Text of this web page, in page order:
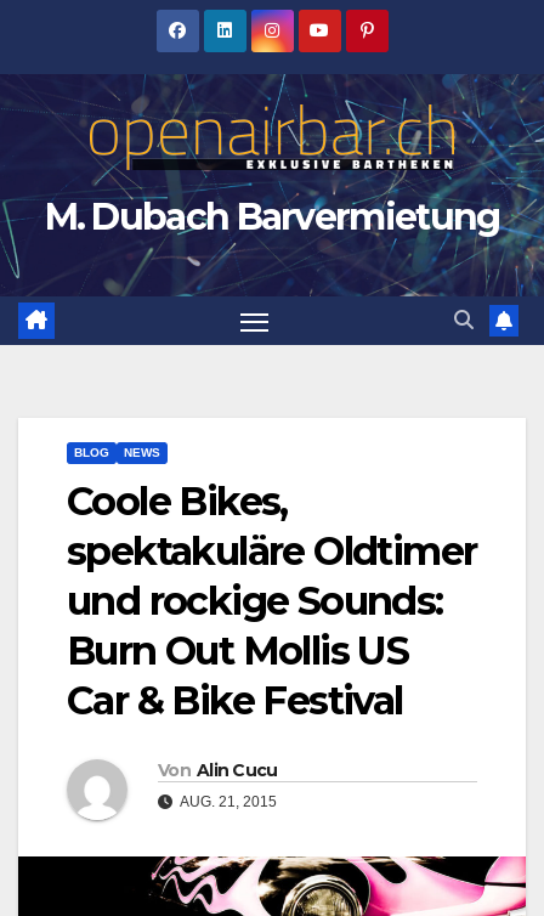
M. Dubach Barvermietung
BLOG NEWS
Coole Bikes,
spektakuläre Oldtimer
und rockige Sounds:
Burn Out Mollis US
Car & Bike Festival
Von Alin Cucu
AUG. 21, 2015